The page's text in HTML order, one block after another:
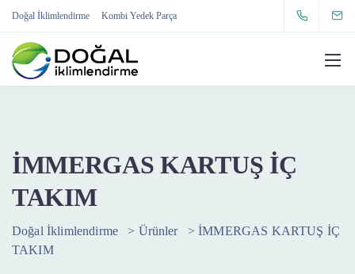
Doğal İklimlendirme Kombi Yedek Parça
İMMERGAS KARTUŞ İÇ
TAKIM
Doğal İklimlendirme > Ürünler >İMMERGAS KARTUŞ İÇ
TAKIM